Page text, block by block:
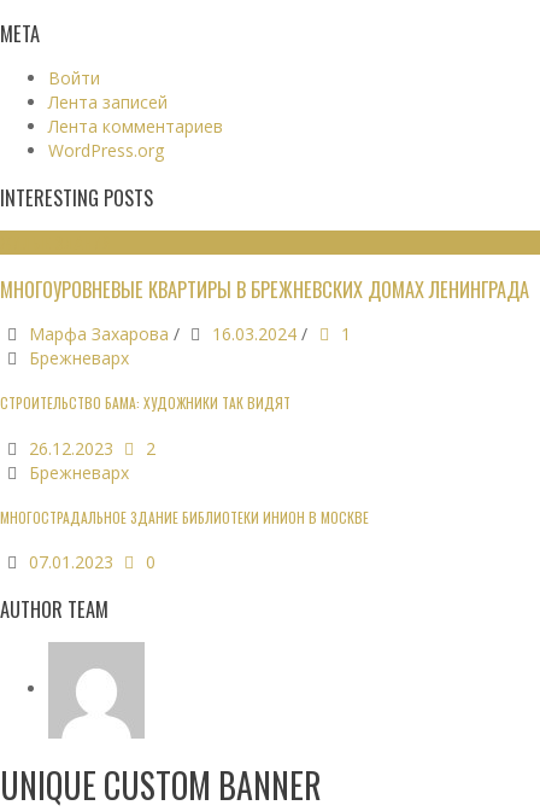
МЕТА
Войти
Лента записей
Лента комментариев
WordPress.org
INTERESTING POSTS
МНОГОУРОВНЕВЫЕ КВАРТИРЫ В БРЕЖНЕВСКИХ ДОМАХ ЛЕНИНГРАДА
Марфа Захарова / 16.03.2024 /
1
Брежневарх
СТРОИТЕЛЬСТВО БАМА: ХУДОЖНИКИ ТАК ВИДЯТ
26.12.2023
2
Брежневарх
МНОГОСТРАДАЛЬНОЕ ЗДАНИЕ БИБЛИОТЕКИ ИНИОН В МОСКВЕ
07.01.2023 0
AUTHOR TEAM
UNIQUE CUSTOM BANNER